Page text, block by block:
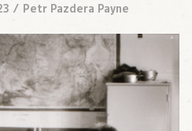
/ Petr Pazdera Payne